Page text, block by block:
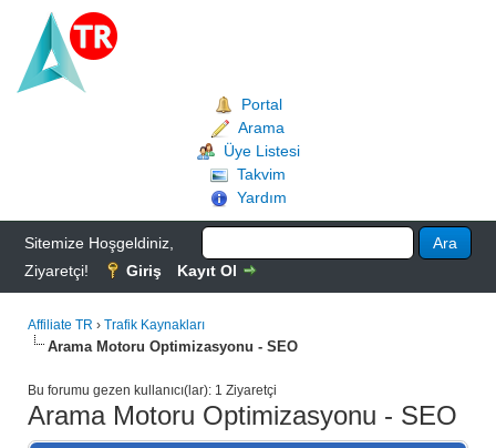
Portal
Arama
Üye Listesi
Takvim
Yardım
Sitemize Hoşgeldiniz,
Ziyaretçi!
Giriş Kayıt Ol
Affiliate TR › Trafik Kaynakları
Arama Motoru Optimizasyonu - SEO
Bu forumu gezen kullanıcı(lar): 1 Ziyaretçi
Arama Motoru Optimizasyonu - SEO